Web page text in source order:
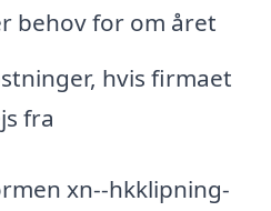
behov for om året
hvis firmaet
fra
xn--hkklipning-